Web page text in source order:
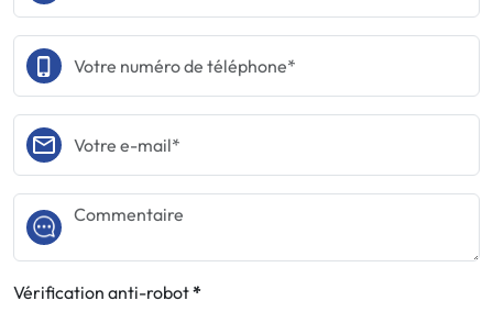
Vérification anti-robot